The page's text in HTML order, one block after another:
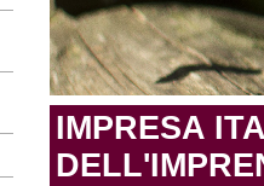
IMPRESA